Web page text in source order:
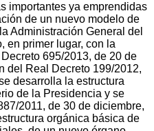
importantes ya emprendidas
de un nuevo modelo de
Administración General del
en primer lugar, con la
695/2013, de 20 de
del Real Decreto 199/2012,
desarrolla la estructura
de la Presidencia y se
2011, de 30 de diciembre,
orgánica básica de